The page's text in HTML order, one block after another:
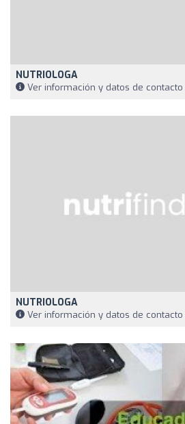
NUTRIOLOGA
Ver información y datos de contacto
NUTRIOLOGA
Ver información y datos de contacto